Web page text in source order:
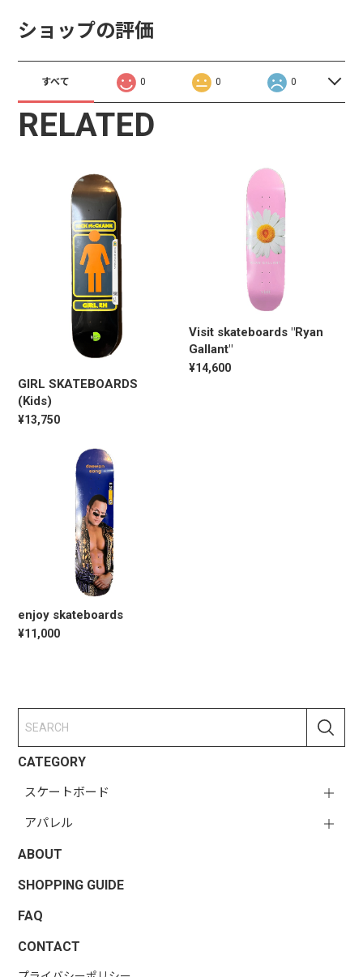
CATEGORY
スケートボード
アパレル
ABOUT
SHOPPING GUIDE
FAQ
CONTACT
ショップの評価
すべて 0 0 0
RELATED
GIRL SKATEBOARDS
(Kids)
¥13,750
Visit skateboards "Ryan
Gallant"
¥14,600
enjoy skateboards
¥11,000